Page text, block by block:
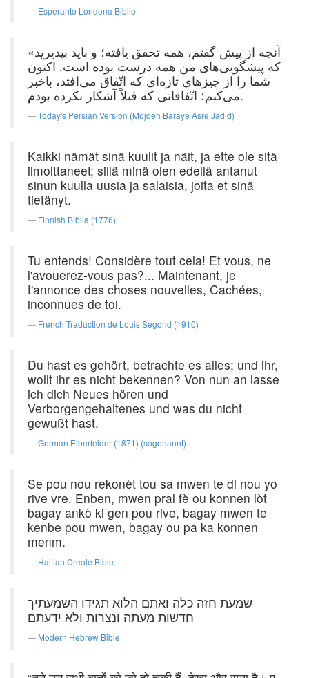
Esperanto Londona Biblio
«آنچه از پیش گفتم، همه تحقق یافته؛ و باید بپذیرید
که پیشگویی‌های من همه درست بوده است. اکنون
شما را از چیزهای تازه‌ای که اتّفاق می‌افتد، باخبر
می‌کنم؛ اتّفاقاتی که قبلاً آشکار نکرده بودم.
Today's Persian Version (Mojdeh Baraye Asre Jadid)
Kaikki nämät sinä kuulit ja näit, ja ette ole sitä
ilmoittaneet; sillä minä olen edellä antanut
sinun kuulla uusia ja salaisia, joita et sinä
tietänyt.
Finnish Biblia (1776)
Tu entends! Considère tout cela! Et vous, ne
l'avouerez-vous pas?... Maintenant, je
t'annonce des choses nouvelles, Cachées,
inconnues de toi.
French Traduction de Louis Segond (1910)
Du hast es gehört, betrachte es alles; und ihr,
wollt ihr es nicht bekennen? Von nun an lasse
ich dich Neues hören und
Verborgengehaltenes und was du nicht
gewußt hast.
German Elberfelder (1871) (sogenannt)
Se pou nou rekonèt tou sa mwen te di nou yo
rive vre. Enben, mwen pral fè ou konnen lòt
bagay ankò ki gen pou rive, bagay mwen te
kenbe pou mwen, bagay ou pa ka konnen
menm.
Haitian Creole Bible
שמעת חזה כלה ואתם הלוא תגידו השמעתיך
חדשות מעתה ונצרות ולא ידעתם׃
Modern Hebrew Bible